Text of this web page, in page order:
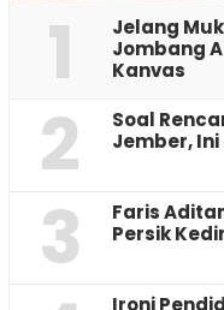
1
Jelang
Jombang
Kanvas
2
‎Soal
Jember,
3
Faris
Persik
Ironi